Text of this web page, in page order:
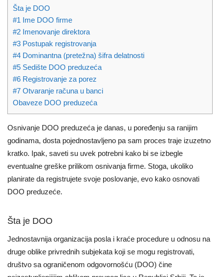
Šta je DOO
#1 Ime DOO firme
#2 Imenovanje direktora
#3 Postupak registrovanja
#4 Dominantna (pretežna) šifra delatnosti
#5 Sedište DOO preduzeća
#6 Registrovanje za porez
#7 Otvaranje računa u banci
Obaveze DOO preduzeća
Osnivanje DOO preduzeća je danas, u poređenju sa ranijim
godinama, dosta pojednostavljeno pa sam proces traje izuzetno
kratko. Ipak, saveti su uvek potrebni kako bi se izbegle
eventualne greške prilikom osnivanja firme. Stoga, ukoliko
planirate da registrujete svoje poslovanje, evo kako osnovati
DOO preduzeće.
Šta je DOO
Jednostavnija organizacija posla i kraće procedure u odnosu na
druge oblike privrednih subjekata koji se mogu registrovati,
društvo sa ograničenom odgovornošću (DOO) čine